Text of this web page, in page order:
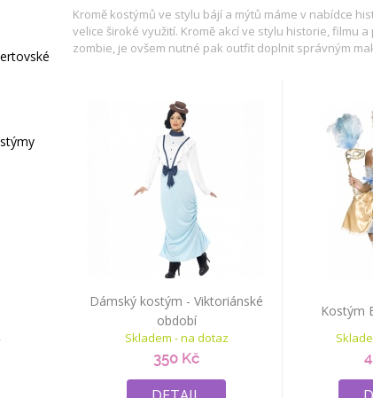
Kromě kostýmů ve stylu bájí a mýtů máme v nabídce
velice široké využití. Kromě akcí ve stylu historie, filmu
zombie, je ovšem nutné pak outfit doplnit správným
Dámský kostým - Viktoriánské
období
Skladem - na dotaz
350 Kč
Kostým